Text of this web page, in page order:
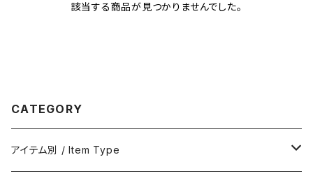
該当する商品が見つかりませんでした。
CATEGORY
アイテム別 / Item Type